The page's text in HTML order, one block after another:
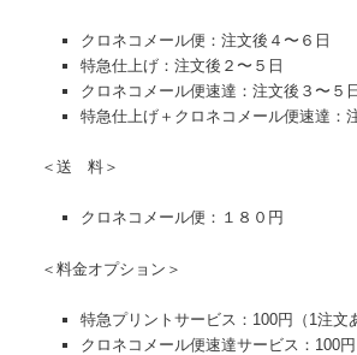
クロネコメール便：注文後４〜６日
特急仕上げ：注文後２〜５日
クロネコメール便速達：注文後３〜５日
特急仕上げ＋クロネコメール便速達：
＜送 料＞
クロネコメール便：１８０円
＜料金オプション＞
特急プリントサービス：100円（1注文
クロネコメール便速達サービス：100円